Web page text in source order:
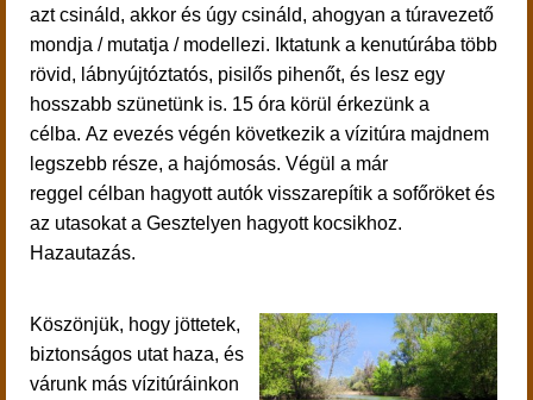
azt csináld, akkor és úgy csináld, ahogyan a túravezető
mondja / mutatja / modellezi.
Iktatunk a kenutúrába több
rövid, lábnyújtóztatós, pisilős pihenőt, és lesz egy
hosszabb szünetünk is. 15 óra körül érkezünk a
célba. Az evezés végén következik a vízitúra majdnem
legszebb része, a hajómosás. Végül a már
reggel célban hagyott autók visszarepítik a sofőröket és
az utasokat a Gesztelyen hagyott kocsikhoz.
Hazautazás.
Köszönjük, hogy jöttetek,
biztonságos utat haza, és
várunk más vízitúráinkon